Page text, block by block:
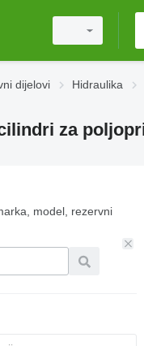
dijelovi Hidraulika
za
model, rezervni